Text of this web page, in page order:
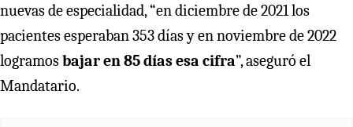
nuevas de especialidad, “en diciembre de 2021 los
pacientes esperaban 353 días y en noviembre de 2022
logramosbajar en 85 días esa cifra”, aseguró el
Mandatario.